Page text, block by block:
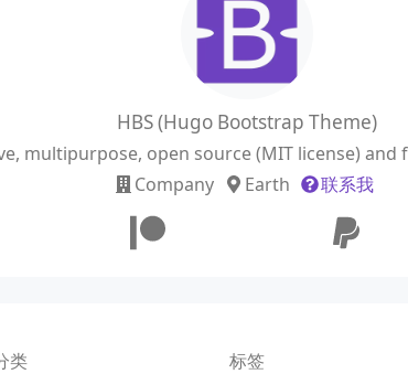
HBS (Hugo Bootstrap Theme)
multipurpose, open source (MIT license)
Company
Earth 联系我
类 标签